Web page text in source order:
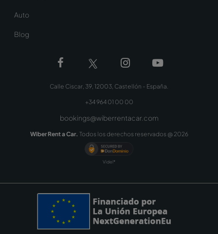
Auto
Blog
Calle Ciscar, 39, 12003, Castellón - España.
+34 964 01 00 00
bookings@wiberrentacar.com
Wiber Rent a Car. Todos los derechos reservados @ 2026
Videl*